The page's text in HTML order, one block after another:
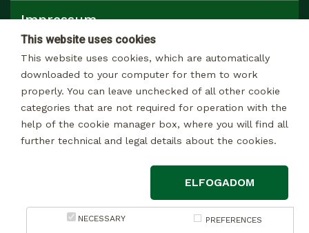
This website uses cookies
This website uses cookies, which are automatically
downloaded to your computer for them to work
properly. You can leave unchecked of all other cookie
categories that are not required for operation with the
help of the cookie manager box, where you will find all
further technical and legal details about the cookies.
ELFOGADOM
NECESSARY PREFERENCES
Impressum
Datenschutz
Katalog
© 2026 Alle rechte Vorbehalten
Impressum
Datenschutzerklärung zur Datenverarbeitung zu Marketingzwecken